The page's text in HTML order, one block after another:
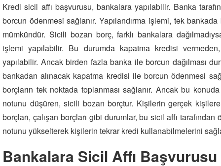
Kredi sicil affı başvurusu, bankalara yapılabilir. Banka
borcun ödenmesi sağlanır. Yapılandırma işlemi, tek
mümkündür. Sicili bozan borç, farklı bankalara
işlemi yapılabilir. Bu durumda kapatma kredisi
yapılabilir. Ancak birden fazla banka ile borcun dağılması
bankadan alınacak kapatma kredisi ile borcun ödenmesi
borçların tek noktada toplanması sağlanır. Ancak bu
notunu düşüren, sicili bozan borçtur. Kişilerin gerçek
borçları, çalışan borçları gibi durumlar, bu sicil affı
notunu yükselterek kişilerin tekrar kredi kullanabilmelerini
Bankalara Sicil Affı Başvurusu